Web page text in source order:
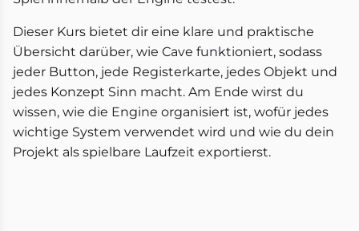
Dieser Kurs bietet dir eine klare und praktische
Übersicht darüber, wie Cave funktioniert, sodass
jeder Button, jede Registerkarte, jedes Objekt und
jedes Konzept Sinn macht. Am Ende wirst du
wissen, wie die Engine organisiert ist, wofür jedes
wichtige System verwendet wird und wie du dein
Projekt als spielbare Laufzeit exportierst.